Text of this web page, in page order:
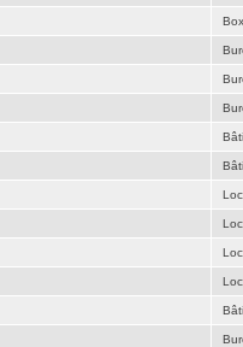
Box